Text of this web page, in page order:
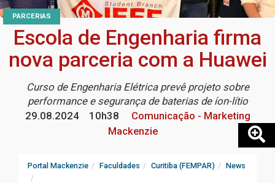
PARCERIAS
Escola de Engenharia firma
nova parceria com a Huawei
Curso de Engenharia Elétrica prevê projeto sobre
performance e segurança de baterias de íon-lítio
29.08.2024
10h38
Comunicação - Marketing
Mackenzie
Portal Mackenzie Faculdades Curitiba (FEMPAR) News